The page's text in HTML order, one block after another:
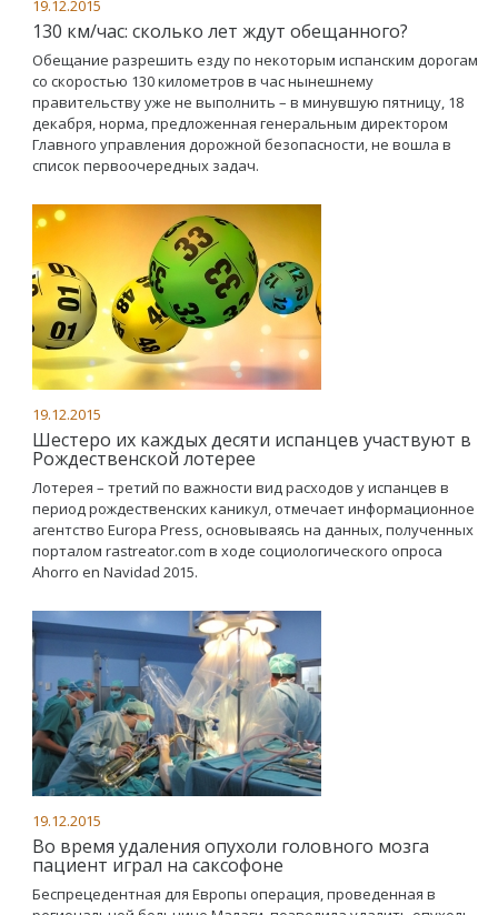
19.12.2015
130 км/час: сколько лет ждут обещанного?
Обещание разрешить езду по некоторым испанским дорогам
со скоростью 130 километров в час нынешнему
правительству уже не выполнить – в минувшую пятницу, 18
декабря, норма, предложенная генеральным директором
Главного управления дорожной безопасности, не вошла в
список первоочередных задач.
19.12.2015
Шестеро их каждых десяти испанцев участвуют в
Рождественской лотерее
Лотерея – третий по важности вид расходов у испанцев в
период рождественских каникул, отмечает информационное
агентство Europa Press, основываясь на данных, полученных
порталом rastreator.com в ходе социологического опроса
Ahorro en Navidad 2015.
19.12.2015
Во время удаления опухоли головного мозга
пациент играл на саксофоне
Беспрецедентная для Европы операция, проведенная в